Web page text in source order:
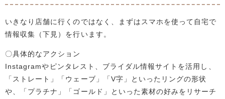
いきなり店舗に行くのではなく、まずはスマホを使って自宅で
情報収集（下見）を行います。
〇具体的なアクション
Instagramやピンタレスト、ブライダル情報サイトを活用し、
「ストレート」「ウェーブ」「V字」といったリングの形状
や、「プラチナ」「ゴールド」といった素材の好みをリサーチ